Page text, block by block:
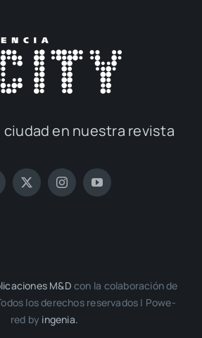
ciu­dad en nues­tra revis­ta
M&D con la cola­bo­ra­ción de
los dere­chos reser­va­dos | Powe­
red by inge­nia.